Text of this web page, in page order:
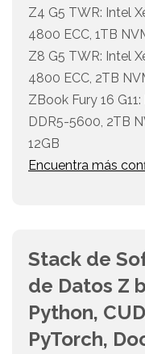
Z4 G5 TWR: Intel
4800 ECC, 1TB
Z8 G5 TWR: Intel
4800 ECC, 2TB
ZBook Fury 16
DDR5-5600, 2TB
12GB
Encuentra más
Stack de
de Datos Z
Python,
PyTorch,